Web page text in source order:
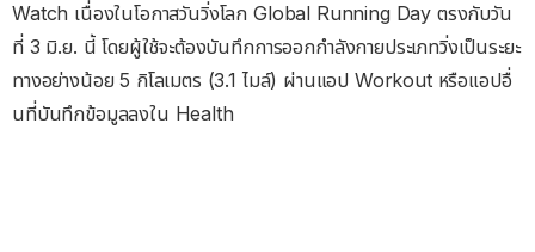
Watch เนื่องในโอกาสวันวิ่งโลก Global Running Day ตรงกับวัน
ที่ 3 มิ.ย. นี้ โดยผู้ใช้จะต้องบันทึกการออกกำลังกายประเภทวิ่งเป็นระยะ
ทางอย่างน้อย 5 กิโลเมตร (3.1 ไมล์) ผ่านแอป Workout หรือแอปอื่
นที่บันทึกข้อมูลลงใน Health